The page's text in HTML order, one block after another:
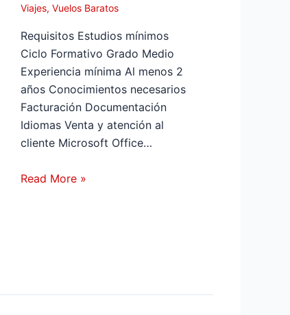
Viajes, Vuelos Baratos
Requisitos Estudios mínimos
Ciclo Formativo Grado Medio
Experiencia mínima Al menos 2
años Conocimientos necesarios
Facturación Documentación
Idiomas Venta y atención al
cliente Microsoft Office…
Read More »